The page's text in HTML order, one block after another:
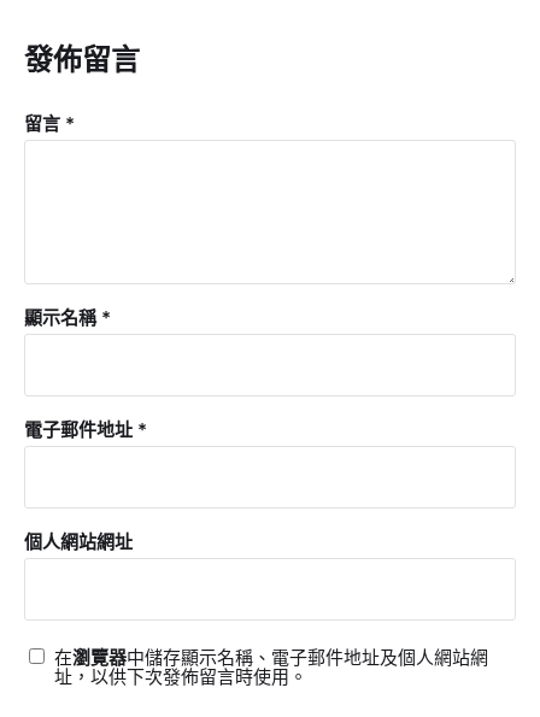
發佈留言
留言 *
顯示名稱 *
電子郵件地址 *
個人網站網址
在瀏覽器中儲存顯示名稱、電子郵件地址及個人網站網
址，以供下次發佈留言時使用。